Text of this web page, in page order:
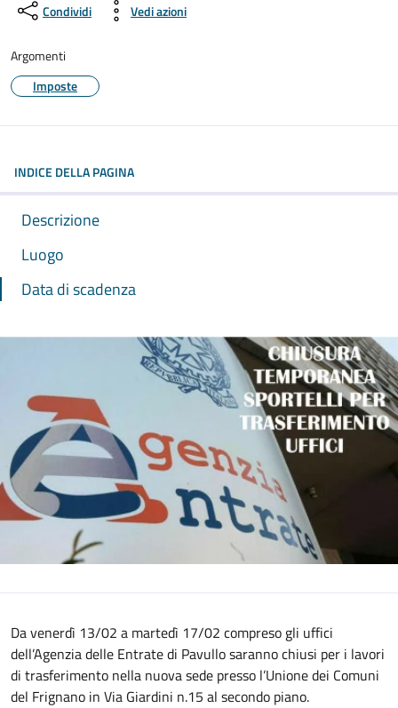
Condividi Vedi azioni
Argomenti
Imposte
INDICE DELLA PAGINA
Descrizione
Luogo
Data di scadenza
Da venerdì 13/02 a martedì 17/02 compreso gli uffici
dell’Agenzia delle Entrate di Pavullo saranno chiusi per i lavori
di trasferimento nella nuova sede presso l’Unione dei Comuni
del Frignano in Via Giardini n.15 al secondo piano.